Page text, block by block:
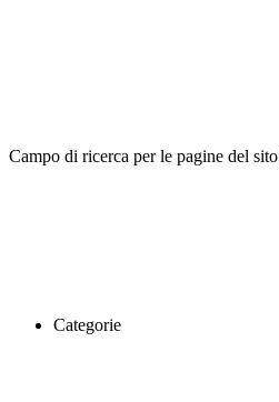
Campo di ricerca per le pagine del sito
Categorie